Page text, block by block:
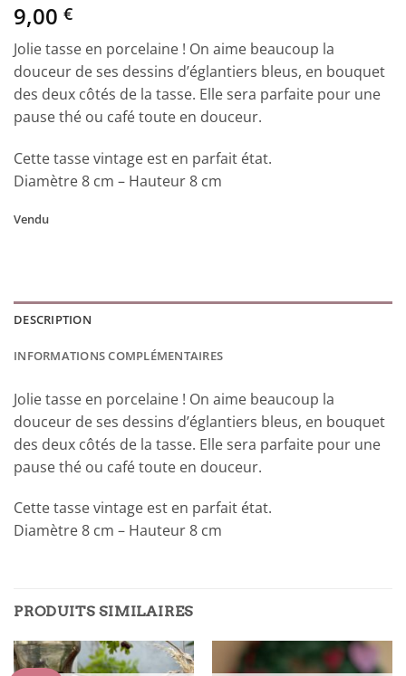
9,00 €
Jolie tasse en porcelaine ! On aime beaucoup la
douceur de ses dessins d’églantiers bleus, en bouquet
des deux côtés de la tasse. Elle sera parfaite pour une
pause thé ou café toute en douceur.
Cette tasse vintage est en parfait état.
Diamètre 8 cm – Hauteur 8 cm
Vendu
DESCRIPTION
INFORMATIONS COMPLÉMENTAIRES
Jolie tasse en porcelaine ! On aime beaucoup la
douceur de ses dessins d’églantiers bleus, en bouquet
des deux côtés de la tasse. Elle sera parfaite pour une
pause thé ou café toute en douceur.
Cette tasse vintage est en parfait état.
Diamètre 8 cm – Hauteur 8 cm
PRODUITS SIMILAIRES